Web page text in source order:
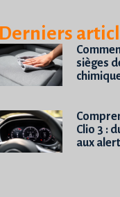
Derniers
sièges
Clio 3 :
aux